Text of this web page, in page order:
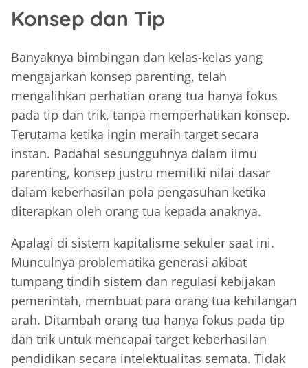
Konsep dan Tip
Banyaknya bimbingan dan kelas-kelas yang
mengajarkan konsep parenting, telah
mengalihkan perhatian orang tua hanya fokus
pada tip dan trik, tanpa memperhatikan konsep.
Terutama ketika ingin meraih target secara
instan. Padahal sesungguhnya dalam ilmu
parenting, konsep justru memiliki nilai dasar
dalam keberhasilan pola pengasuhan ketika
diterapkan oleh orang tua kepada anaknya.
Apalagi di sistem kapitalisme sekuler saat ini.
Munculnya problematika generasi akibat
tumpang tindih sistem dan regulasi kebijakan
pemerintah, membuat para orang tua kehilangan
arah. Ditambah orang tua hanya fokus pada tip
dan trik untuk mencapai target keberhasilan
pendidikan secara intelektualitas semata. Tidak